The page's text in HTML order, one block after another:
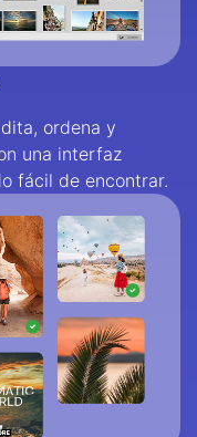
ordena y
una interfaz
fácil de encontrar.